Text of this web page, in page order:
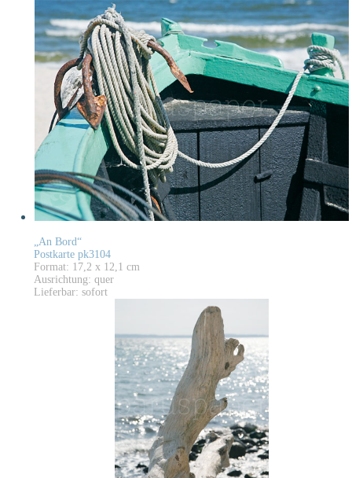
„An Bord“
Postkarte pk3104
Format: 17,2 x 12,1 cm
Ausrichtung: quer
Lieferbar: sofort